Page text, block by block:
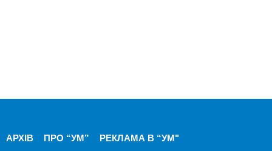
АРХІВ ПРО “УМ” РЕКЛАМА В “УМ"